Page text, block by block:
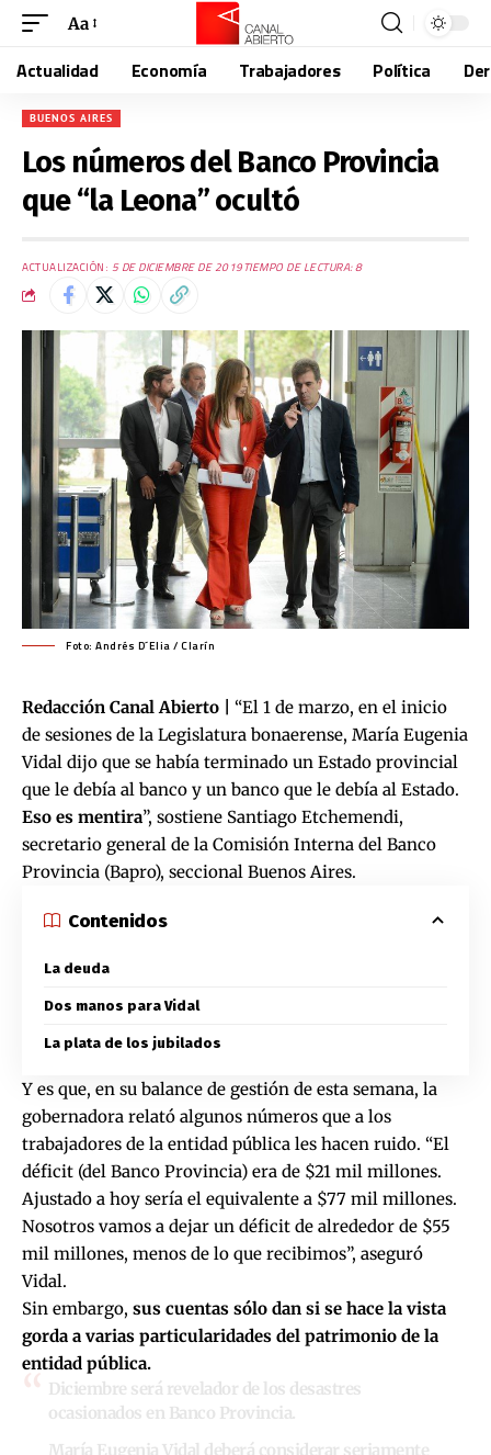
Aa
Actualidad Economía Trabajadores Política
BUENOS AIRES
Los números del Banco Provincia
que “la Leona” ocultó
ACTUALIZACIÓN: 5 DE DICIEMBRE DE 2019TIEMPO DE LECTURA: 8
Foto: Andrés D´Elia / Clarín
Redacción Canal Abierto |
“El 1 de marzo, en el inicio
de sesiones de la Legislatura bonaerense, María Eugenia
Vidal dijo que se había terminado un Estado provincial
que le debía al banco y un banco que le debía al Estado.
Eso es mentira”, sostiene Santiago Etchemendi,
secretario general de la Comisión Interna del Banco
Provincia (Bapro), seccional Buenos Aires.
Contenidos
La deuda
Dos manos para Vidal
La plata de los jubilados
Y es que, en su balance de gestión de esta semana, la
gobernadora relató algunos números que a los
trabajadores de la entidad pública les hacen ruido. “El
déficit (del Banco Provincia) era de $21 mil millones.
Ajustado a hoy sería el equivalente a $77 mil millones.
Nosotros vamos a dejar un déficit de alrededor de $55
mil millones, menos de lo que recibimos”, aseguró
Vidal.
Sin embargo, sus cuentas sólo dan si se hace la vista
gorda a varias particularidades del patrimonio de la
entidad pública.
Diciembre será revelador de los desastres
ocasionados en Banco Provincia.
María Eugenia Vidal deberá considerar seriamente